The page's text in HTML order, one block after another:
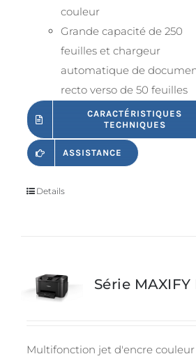
couleur
Grande capacité de 250
feuilles et chargeur
automatique de
recto verso de 50 feuilles
CARACTÉRISTIQUES
TECHNIQUES
ASSISTANCE
Details
Série MAXIFY
Multifonction jet d'encre couleur